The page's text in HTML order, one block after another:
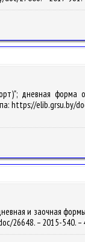
дневная форма
https://elib.grsu.by/
и заочная
26648. – 2015-540.